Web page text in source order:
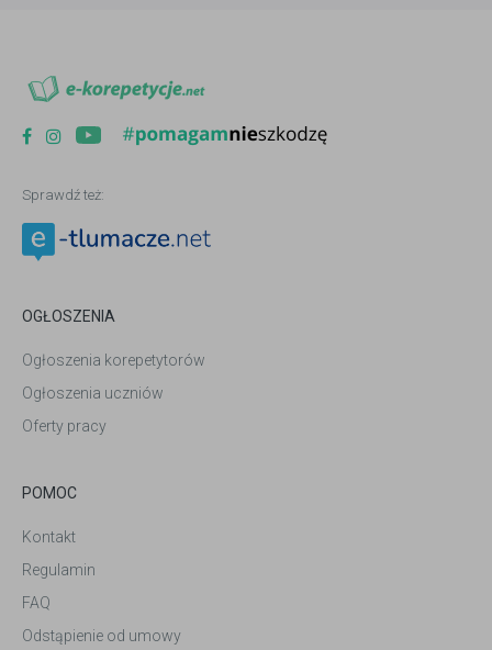
Sprawdź też:
OGŁOSZENIA
Ogłoszenia korepetytorów
Ogłoszenia uczniów
Oferty pracy
POMOC
Kontakt
Regulamin
FAQ
Odstąpienie od umowy